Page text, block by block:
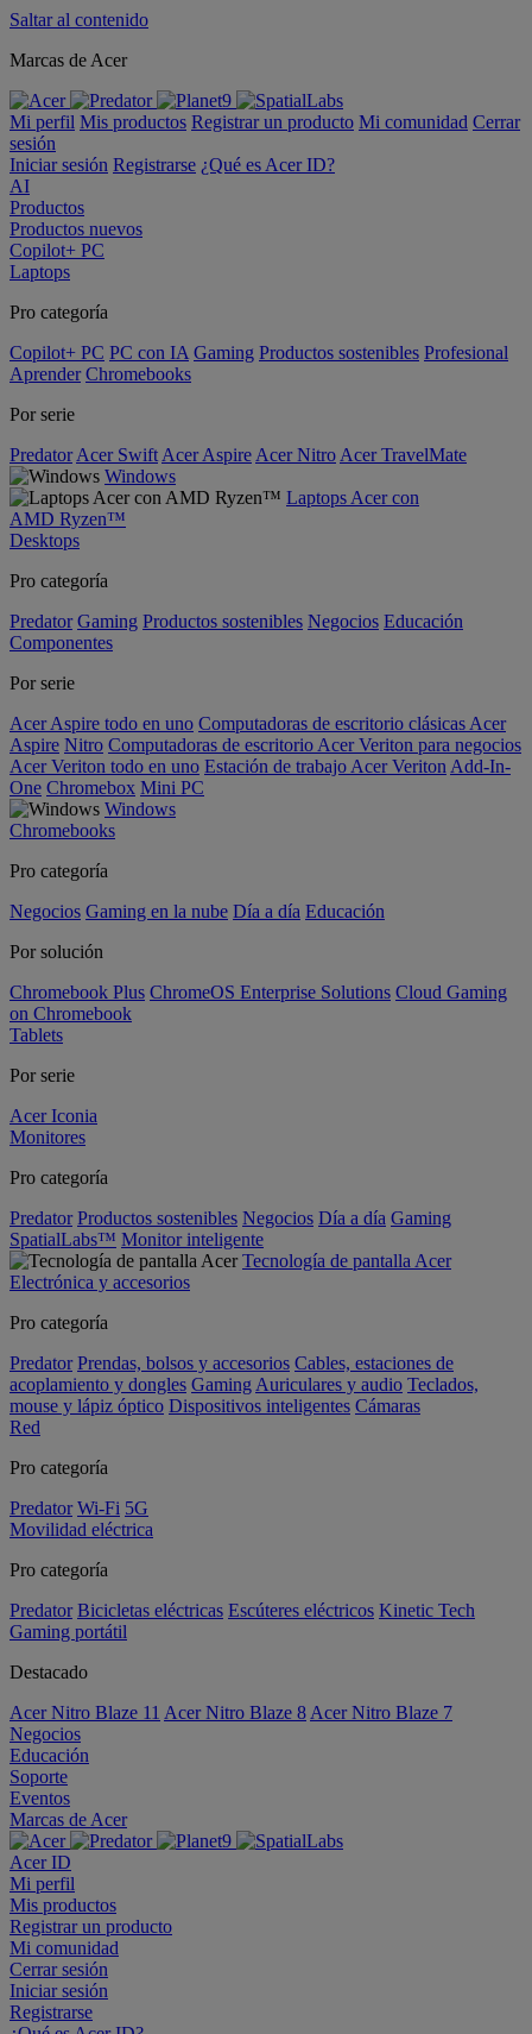
Saltar al contenido
Marcas de Acer
Mi perfil Mis productos Registrar un producto Mi comunidad Cerrar
sesión
Iniciar sesión Registrarse ¿Qué es Acer ID?
AI
Productos
Productos nuevos
Copilot+ PC
Laptops
Pro categoría
Copilot+ PC PC con IA Gaming Productos sostenibles Profesional
Aprender Chromebooks
Por serie
Predator Acer Swift Acer Aspire Acer Nitro Acer TravelMate
Windows
Laptops Acer con
AMD Ryzen™
Desktops
Pro categoría
Predator Gaming Productos sostenibles Negocios Educación
Componentes
Por serie
Acer Aspire todo en uno Computadoras de escritorio clásicas Acer
Aspire Nitro Computadoras de escritorio Acer Veriton para negocios
Acer Veriton todo en uno Estación de trabajo Acer Veriton Add-In-
One Chromebox Mini PC
Windows
Chromebooks
Pro categoría
Negocios Gaming en la nube Día a día Educación
Por solución
Chromebook Plus ChromeOS Enterprise Solutions Cloud Gaming
on Chromebook
Tablets
Por serie
Acer Iconia
Monitores
Pro categoría
Predator Productos sostenibles Negocios Día a día Gaming
SpatialLabs™ Monitor inteligente
Tecnología de pantalla Acer
Electrónica y accesorios
Pro categoría
Predator Prendas, bolsos y accesorios Cables, estaciones de
acoplamiento y dongles Gaming Auriculares y audio Teclados,
mouse y lápiz óptico Dispositivos inteligentes Cámaras
Red
Pro categoría
Predator Wi-Fi 5G
Movilidad eléctrica
Pro categoría
Predator Bicicletas eléctricas Escúteres eléctricos Kinetic Tech
Gaming portátil
Destacado
Acer Nitro Blaze 11 Acer Nitro Blaze 8 Acer Nitro Blaze 7
Negocios
Educación
Soporte
Eventos
Marcas de Acer
Acer ID
Mi perfil
Mis productos
Registrar un producto
Mi comunidad
Cerrar sesión
Iniciar sesión
Registrarse